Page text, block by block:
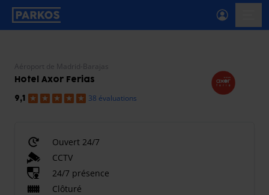
étiquette-de-navigation-principale
Aéroport de Madrid-Barajas
Hotel Axor Ferias
9,1 38 évaluations
Ouvert 24/7
CCTV
24/7 présence
Clôturé